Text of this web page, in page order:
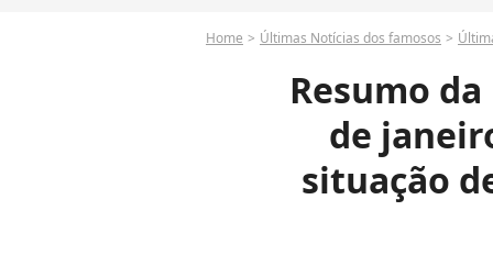
Home Últimas Notícias dos famosos
Resumo
de
situação